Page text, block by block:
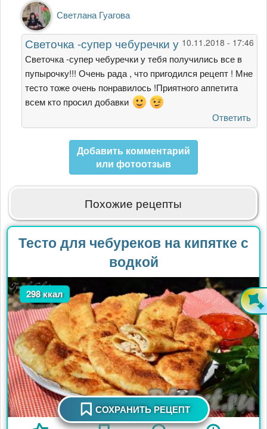
Ответ
на
Светочка,
огромное
спасибо
за
от
Светлана
Корниенко
Светлана Гуагова
10.11.2018 - 17:46
Светочка -супер чебуречки у
Светочка -супер чебуречки у тебя получились все в
пупырочку!!! Очень рада , что пригодился рецепт ! Мне
тесто тоже очень понравилось !Приятного аппетита
всем кто просил добавки
Ответить
Добавить комментарий
или фотоотзыв
Похожие рецепты
Тесто для чебуреков на кипятке с
водкой
298 ккал
СОХРАНИТЬ РЕЦЕПТ